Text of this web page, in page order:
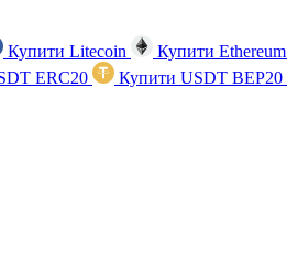
Купити Litecoin Купити Ethereum
ERC20 Купити USDT BEP20